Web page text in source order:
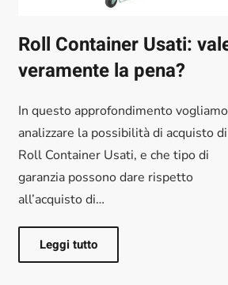
Roll Container Usati:
veramente la pena?
In questo approfondimento vogliamo
analizzare la possibilità di acquisto di
Roll Container Usati, e che tipo di
garanzia possono dare rispetto
all’acquisto di…
Leggi tutto